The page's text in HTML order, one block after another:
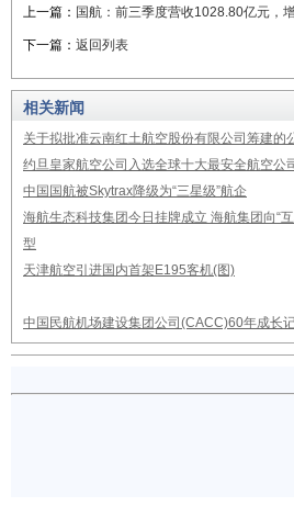
上一篇： 国航：前三季度营收1028.80亿元，
下一篇： 返回列表
相关新闻
关于拟批准云南红土航空股份有限公司筹建的
约旦皇家航空公司入选全球十大最安全航空公
中国国航被Skytrax降级为“三星级”航企
海航生态科技集团今日挂牌成立 海航集团向“
型
天津航空引进国内首架E195客机(图)
中国民航机场建设集团公司(CACC)60年成长